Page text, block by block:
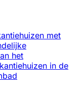
met
het
in de